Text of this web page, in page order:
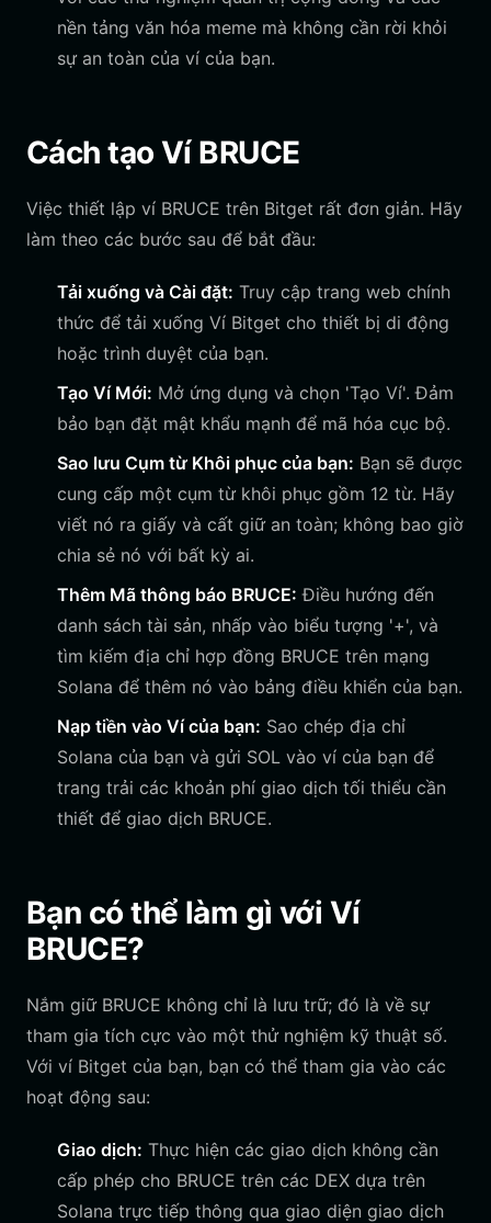
nền tảng văn hóa meme mà không cần rời khỏi
sự an toàn của ví của bạn.
Cách tạo Ví BRUCE
Việc thiết lập ví BRUCE trên Bitget rất đơn giản. Hãy
làm theo các bước sau để bắt đầu:
Tải xuống và Cài đặt: Truy cập trang web chính
thức để tải xuống Ví Bitget cho thiết bị di động
hoặc trình duyệt của bạn.
Tạo Ví Mới: Mở ứng dụng và chọn 'Tạo Ví'. Đảm
bảo bạn đặt mật khẩu mạnh để mã hóa cục bộ.
Sao lưu Cụm từ Khôi phục của bạn: Bạn sẽ được
cung cấp một cụm từ khôi phục gồm 12 từ. Hãy
viết nó ra giấy và cất giữ an toàn; không bao giờ
chia sẻ nó với bất kỳ ai.
Thêm Mã thông báo BRUCE: Điều hướng đến
danh sách tài sản, nhấp vào biểu tượng '+', và
tìm kiếm địa chỉ hợp đồng BRUCE trên mạng
Solana để thêm nó vào bảng điều khiển của bạn.
Nạp tiền vào Ví của bạn: Sao chép địa chỉ
Solana của bạn và gửi SOL vào ví của bạn để
trang trải các khoản phí giao dịch tối thiểu cần
thiết để giao dịch BRUCE.
Bạn có thể làm gì với Ví
BRUCE?
Nắm giữ BRUCE không chỉ là lưu trữ; đó là về sự
tham gia tích cực vào một thử nghiệm kỹ thuật số.
Với ví Bitget của bạn, bạn có thể tham gia vào các
hoạt động sau:
Giao dịch: Thực hiện các giao dịch không cần
cấp phép cho BRUCE trên các DEX dựa trên
Solana trực tiếp thông qua giao diện giao dịch